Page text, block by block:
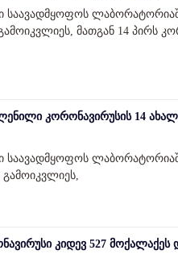
საავადმყოფოს
მათგან 14 პირს
კორონავირუსის 14
საავადმყოფოს
კიდევ 527